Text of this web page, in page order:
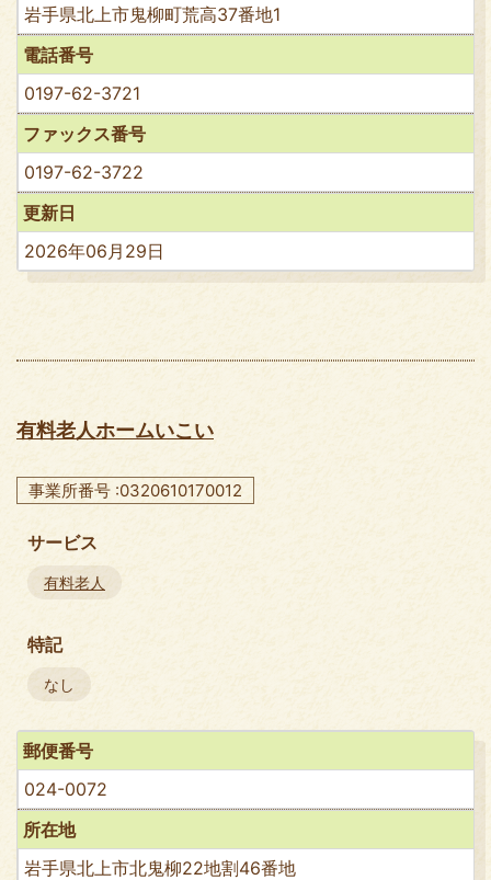
岩手県北上市鬼柳町荒高37番地1
電話番号
0197-62-3721
ファックス番号
0197-62-3722
更新日
2026年06月29日
有料老人ホームいこい
事業所番号 :0320610170012
サービス
有料老人
特記
なし
郵便番号
024-0072
所在地
岩手県北上市北鬼柳22地割46番地